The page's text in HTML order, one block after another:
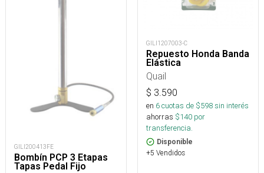
GILI200413FE
Bombín PCP 3 Etapas
Tapas Pedal Fijo
GILI1207003-C
Repuesto Honda Banda
Elástica
Quail
$ 3.590
en 6cuotas de $598sin interés
ahorras $140 por
transferencia.
Disponible
+5 Vendidos